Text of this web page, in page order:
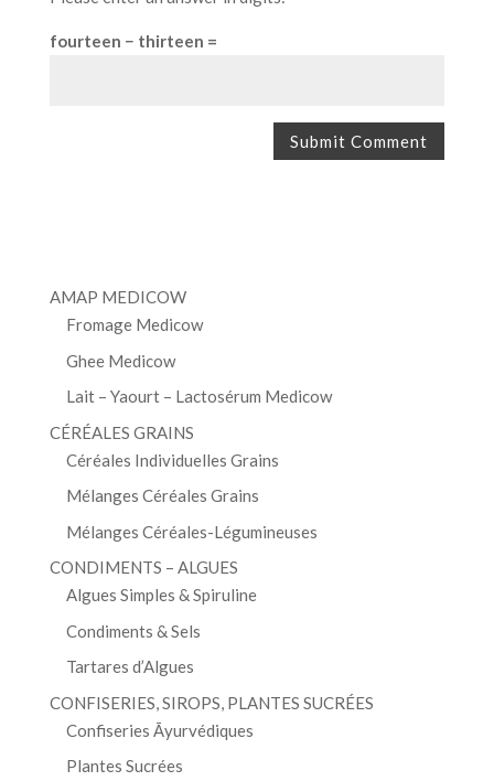
fourteen − thirteen =
AMAP MEDICOW
Fromage Medicow
Ghee Medicow
Lait – Yaourt – Lactosérum Medicow
CÉRÉALES GRAINS
Céréales Individuelles Grains
Mélanges Céréales Grains
Mélanges Céréales-Légumineuses
CONDIMENTS – ALGUES
Algues Simples & Spiruline
Condiments & Sels
Tartares d’Algues
CONFISERIES, SIROPS, PLANTES SUCRÉES
Confiseries Āyurvédiques
Plantes Sucrées